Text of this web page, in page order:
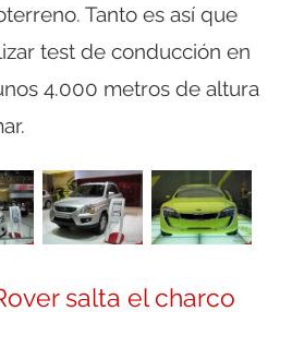
Tanto es así que
test de conducción en
4.000 metros de altura
salta el charco